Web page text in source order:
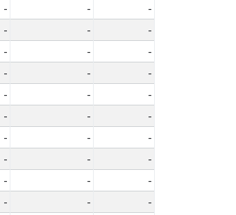
- -
-
- -
-
- -
-
- -
-
- -
-
- -
-
- -
-
- -
-
- -
-
- -
-